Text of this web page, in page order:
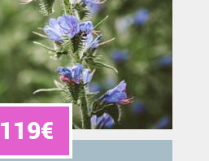
119€